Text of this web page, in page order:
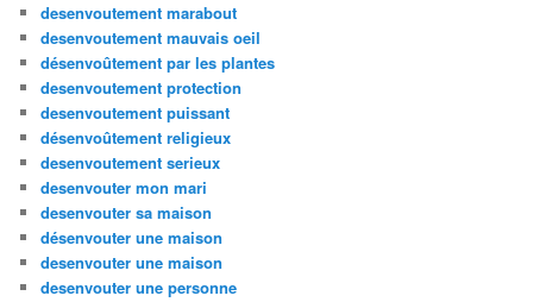
desenvoutement marabout
desenvoutement mauvais oeil
désenvoûtement par les plantes
desenvoutement protection
desenvoutement puissant
désenvoûtement religieux
desenvoutement serieux
desenvouter mon mari
desenvouter sa maison
désenvouter une maison
desenvouter une maison
desenvouter une personne